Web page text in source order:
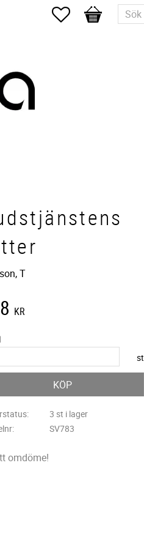
Favoriter
Kundvagn
T
KR
st
KÖP
3 st i lager
SV783
omdöme!